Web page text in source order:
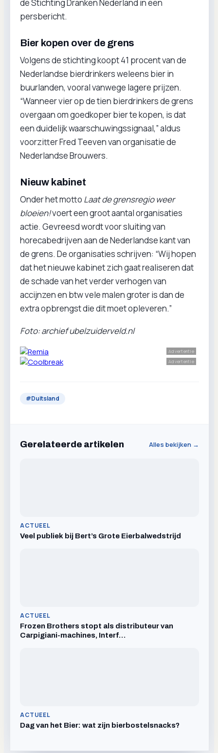
de Stichting Dranken Nederland in een
persbericht.
Bier kopen over de grens
Volgens de stichting koopt 41 procent van de
Nederlandse bierdrinkers weleens bier in
buurlanden, vooral vanwege lagere prijzen.
“Wanneer vier op de tien bierdrinkers de grens
overgaan om goedkoper bier te kopen, is dat
een duidelijk waarschuwingssignaal,” aldus
voorzitter Fred Teeven van organisatie de
Nederlandse Brouwers.
Nieuw kabinet
Onder het motto Laat de grensregio weer
bloeien!voert een groot aantal organisaties
actie. Gevreesd wordt voor sluiting van
horecabedrijven aan de Nederlandse kant van
de grens. De organisaties schrijven: “Wij hopen
dat het nieuwe kabinet zich gaat realiseren dat
de schade van het verder verhogen van
accijnzen en btw vele malen groter is dan de
extra opbrengst die dit moet opleveren.”
Foto: archief ubelzuiderveld.nl
Advertentie
Advertentie
#Duitsland
Gerelateerde artikelen Alles bekijken →
ACTUEEL
Veel publiek bij Bert’s Grote Eierbalwedstrijd
ACTUEEL
Frozen Brothers stopt als distributeur van
Carpigiani-machines, Interf…
ACTUEEL
Dag van het Bier: wat zijn bierbostelsnacks?